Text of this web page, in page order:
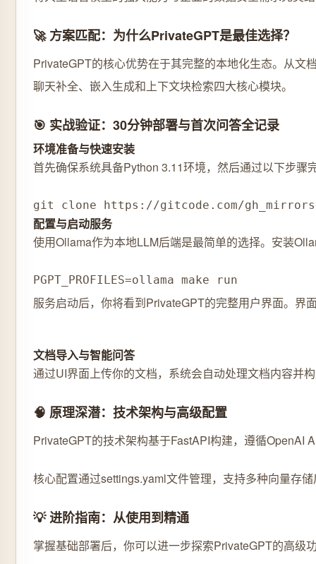
🚀 方案匹配：为什么PrivateGPT是最佳选择？
PrivateGPT的核心优势在于其完整的本地化生态。从文
聊天补全、嵌入生成和上下文块检索四大核心模块。
🎯 实战验证：30分钟部署与首次问答全记录
环境准备与快速安装
首先确保系统具备Python 3.11环境，然后通过以下步骤
git clone https://gitcode.com/
配置与启动服务
使用Ollama作为本地LLM后端是最简单的选择。安装
PGPT_PROFILES=ollama make run
服务启动后，你将看到PrivateGPT的完整用户界面。界
文档导入与智能问答
通过UI界面上传你的文档，系统会自动处理文档内容并
🧠 原理深潜：技术架构与高级配置
PrivateGPT的技术架构基于FastAPI构建，遵循OpenAI
核心配置通过settings.yaml文件管理，支持多种向量存
💡 进阶指南：从使用到精通
掌握基础部署后，你可以进一步探索PrivateGPT的高级